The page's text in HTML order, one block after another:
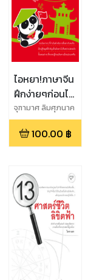
ไอหยา!ภาษาจีน
ฝึกง่ายๆก่อนไป
จีน
จุฑามาศ ลิมศุภนาค
100.00 ฿